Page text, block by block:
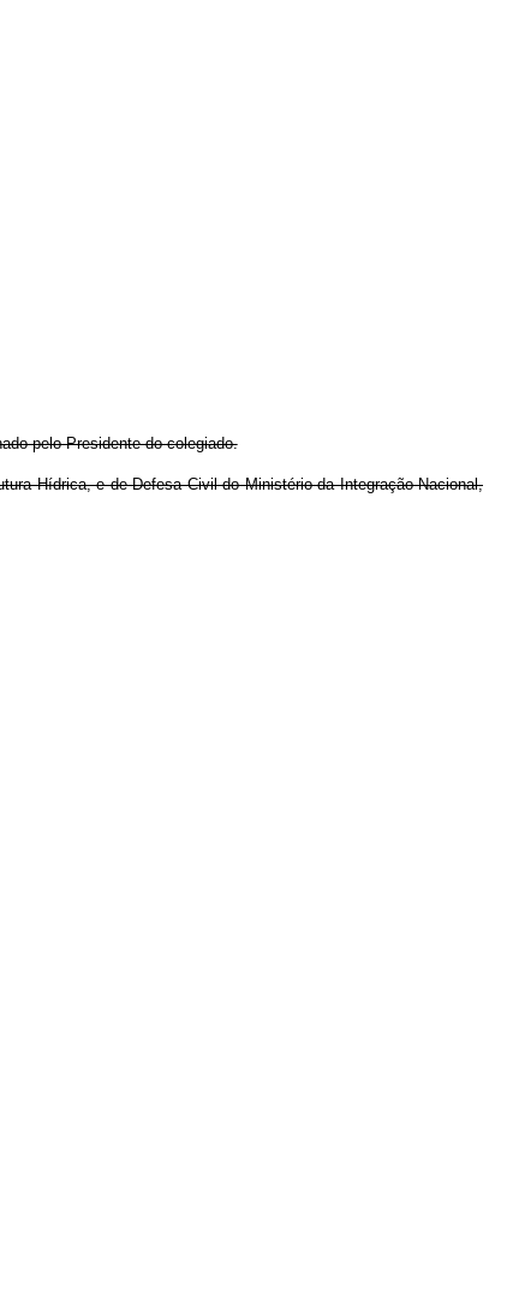
pelo Presidente do colegiado.
Hídrica, e de Defesa Civil do Ministério da Integração Nacional,